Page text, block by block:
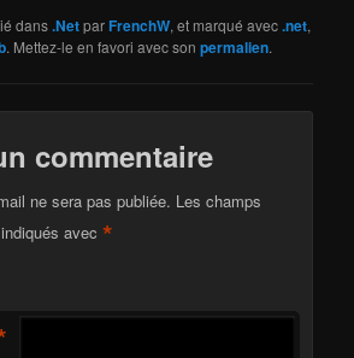
dans.NetparFrenchW, et marqué avec.net,
. Mettez-le en favori avec sonpermalien.
commentaire
ne sera pas publiée. Les champs
avec*